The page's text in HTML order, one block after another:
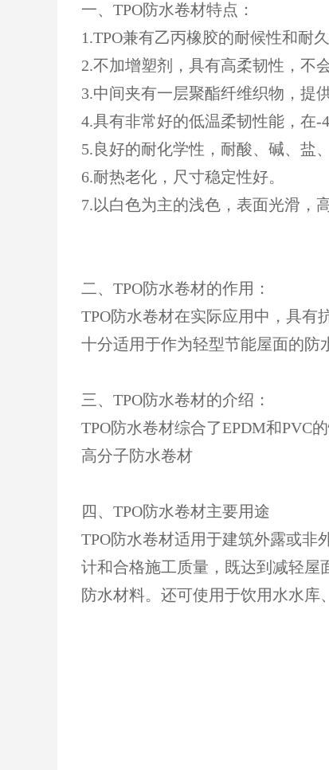
一、TPO防水卷材特点：
1.TPO兼有乙丙橡胶的耐候性和耐
2.不加增塑剂，具有高柔韧性，不
3.中间夹有一层聚酯纤维织物，提
4.具有非常好的低温柔韧性能，在
5.良好的耐化学性，耐酸、碱、盐
6.耐热老化，尺寸稳定性好。
7.以白色为主的浅色，表面光滑，
二、TPO防水卷材的作用：
TPO防水卷材在实际应用中，具有
十分适用于作为轻型节能屋面的防
三、TPO防水卷材的介绍：
TPO防水卷材综合了EPDM和PVC
高分子防水卷材
四、 TPO防水卷材主要用途
TPO防水卷材适用于建筑外露或非
计和合格施工质量，既达到减轻屋
防水材料。 还可使用于饮用水水库